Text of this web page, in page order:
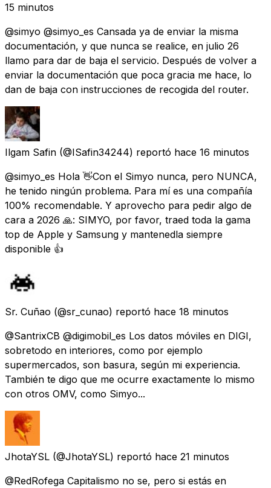
15 minutos
@simyo @simyo_es Cansada ya de enviar la misma
documentación, y que nunca se realice, en julio 26
llamo para dar de baja el servicio. Después de volver a
enviar la documentación que poca gracia me hace, lo
dan de baja con instrucciones de recogida del router.
Ilgam Safin (@ISafin34244) reportó hace 16 minutos
@simyo_es Hola 👋Con el Simyo nunca, pero NUNCA,
he tenido ningún problema. Para mí es una compañía
100% recomendable. Y aprovecho para pedir algo de
cara a 2026 🙏: SIMYO, por favor, traed toda la gama
top de Apple y Samsung y mantenedla siempre
disponible 👍
Sr. Cuñao (@sr_cunao) reportó hace 18 minutos
@SantrixCB @digimobil_es Los datos móviles en DIGI,
sobretodo en interiores, como por ejemplo
supermercados, son basura, según mi experiencia.
También te digo que me ocurre exactamente lo mismo
con otros OMV, como Simyo...
JhotaYSL (@JhotaYSL) reportó hace 21 minutos
@RedRofega Capitalismo no se, pero si estás en